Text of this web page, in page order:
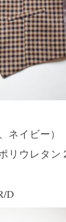
ネイビー）
リウレタ
D